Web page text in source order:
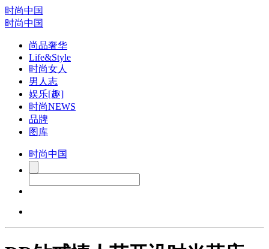
时尚中国
时尚中国
尚品奢华
Life&Style
时尚女人
男人志
娱乐[趣]
时尚NEWS
品牌
图库
时尚中国